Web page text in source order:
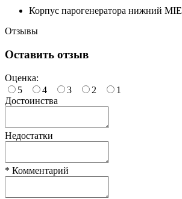
Корпус парогенератора нижний
Отзывы
Оставить отзыв
Оценка:
5
4 3 2
1
Достоинства
Недостатки
* Комментарий